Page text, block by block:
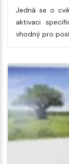
Jedná se o
aktivaci
vhodný pro